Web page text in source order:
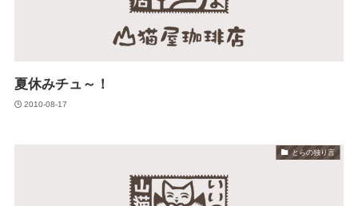
夏休みチュ～！
2010-08-17
とらの独り言